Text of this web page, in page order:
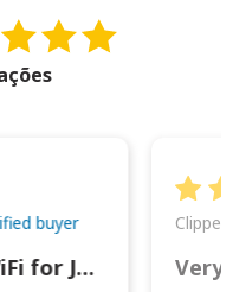
buyer
Great Pocket WiFi for Japan Travel Very